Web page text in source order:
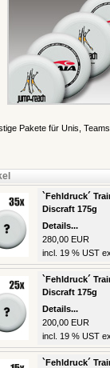
Pakete für Unis,
`Fehldruck´
Discraft 175g
Details...
280,00 EUR
incl. 19 % UST
`Fehldruck´
Discraft 175g
Details...
200,00 EUR
incl. 19 % UST
`Fehldruck´